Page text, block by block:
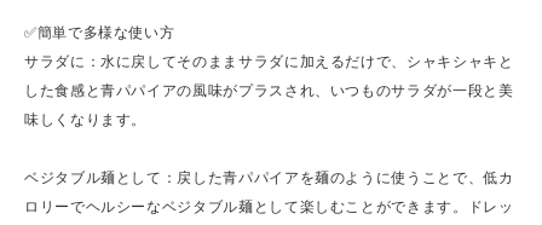
✅簡単で多様な使い方
サラダに：水に戻してそのままサラダに加えるだけで、シャキシャキと
した食感と青パパイアの風味がプラスされ、いつものサラダが一段と美
味しくなります。
ベジタブル麺として：戻した青パパイアを麺のように使うことで、低カ
ロリーでヘルシーなベジタブル麺として楽しむことができます。ドレッ